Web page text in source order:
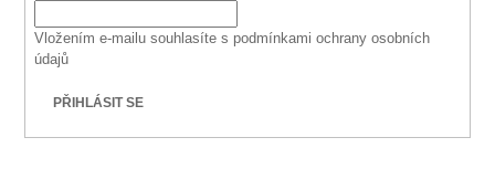
Vložením e-mailu souhlasíte s podmínkami ochrany osobních
údajů
PŘIHLÁSIT SE